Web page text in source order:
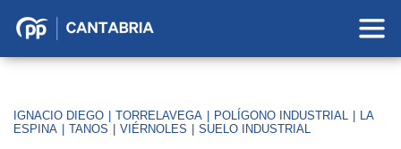
Partido
Cantabria
IGNACIO DIEGO TORRELAVEGA POLÍGONO INDUSTRIAL
LA
ESPINA
TANOS VIÉRNOLES SUELO INDUSTRIAL